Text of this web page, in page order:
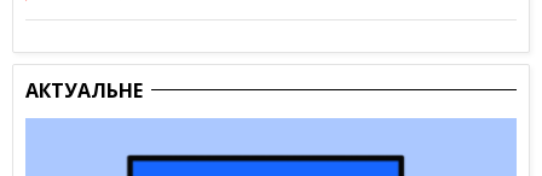
АКТУАЛЬНЕ